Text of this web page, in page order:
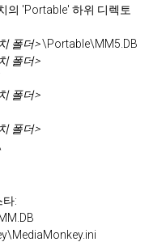
의 'Portable' 하위 디렉토
폴더>\Portable\MM5.DB
폴더>
폴더>
폴더>
: